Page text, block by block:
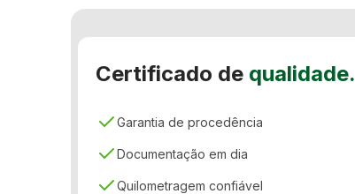
Bancos de couro
Computador de bordo
Freio ABS
Certificado de qualidade.
Garantia de procedência
Documentação em dia
Quilometragem confiável